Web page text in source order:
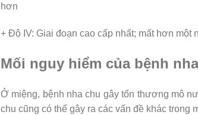
hơn
+ Độ IV: Giai đoạn cao cấp nhất; mất hơn
Mối nguy hiểm của bệnh
Ở miệng, bệnh nha chu gây tổn thương mô
chu cũng có thể gây ra các vấn đề khác trong